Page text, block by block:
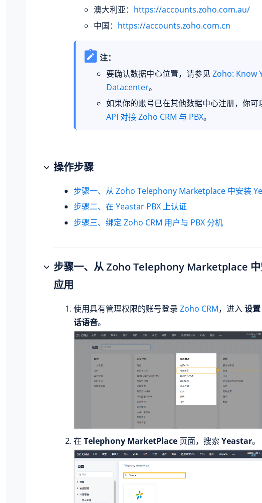
澳大利亚： https://accounts.zoho.com.au/
中国： https://accounts.zoho.com.cn
注：
要确认数据中心位置，请参见 Zoho: Know
Datacenter。
如果你的账号已在其他数据中心注册，你
API 对接 Zoho CRM 与 PBX。
操作步骤
步骤一、从 Zoho Telephony Marketplace 中安装
步骤二、在 Yeastar PBX 上认证
步骤三、绑定 Zoho CRM 用户与 PBX 分机
步骤一、从 Zoho Telephony Marketplace
应用
使用具有管理权限的账号登录 Zoho CRM，进入设置
话语音。
在 Telephony MarketPlace 页面，搜索 Yeastar。